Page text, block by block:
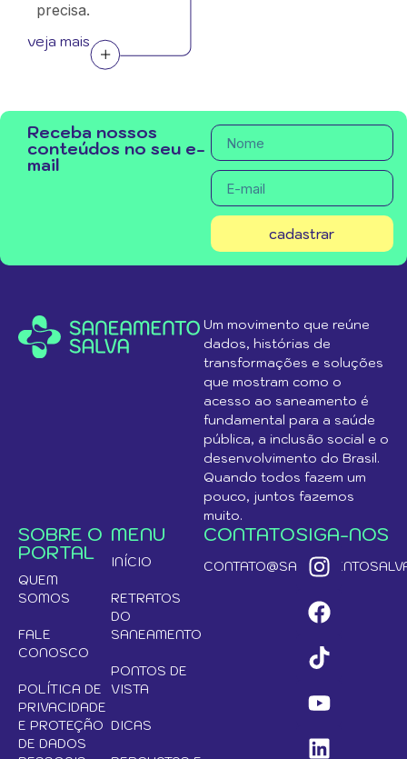
precisa.
veja mais
Receba nossos
conteúdos no seu e-
mail
cadastrar
Um movimento que reúne
dados, histórias de
transformações e soluções
que mostram como o
acesso ao saneamento é
fundamental para a saúde
pública, a inclusão social e o
desenvolvimento do Brasil.
Quando todos fazem um
pouco, juntos fazemos
muito.
SOBRE O
PORTAL
QUEM
SOMOS
FALE
CONOSCO
POLÍTICA DE
PRIVACIDADE
E PROTEÇÃO
DE DADOS
MENU
INÍCIO
RETRATOS
DO
SANEAMENTO
PONTOS DE
VISTA
DICAS
CONTATOSIGA-NOS